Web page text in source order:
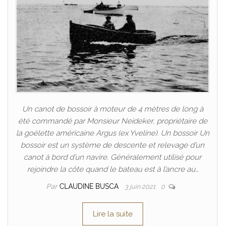
Un canot de bossoir à moteur de 4 mètres de long à
été commandé par Monsieur Neideker, propriétaire de
la goélette américaine Argus (ex Yveline). Un bossoir Un
bossoir est un système de descente et relevage d’un
canot à bord d’un navire. Généralement utilisé pour
rejoindre la côte quand le bateau est à l’ancre au…
Par CLAUDINE BUSCA 3 juin 2021 0
Lire la suite